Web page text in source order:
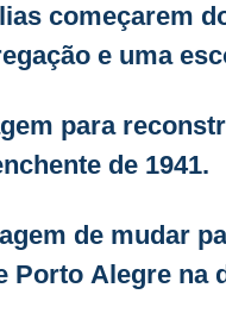
começarem
e uma
para
de 1941.
de mudar
Porto Alegre na